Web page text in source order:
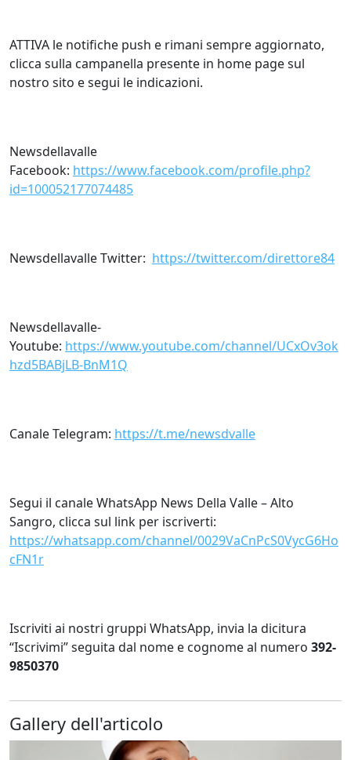
ATTIVA le notifiche push e rimani sempre aggiornato,
clicca sulla campanella presente in home page sul
nostro sito e segui le indicazioni.
Newsdellavalle
Facebook: https://www.facebook.com/profile.php?
id=100052177074485
Newsdellavalle Twitter: https://twitter.com/direttore84
Newsdellavalle-
Youtube: https://www.youtube.com/channel/UCxOv3ok
hzd5BABjLB-BnM1Q
Canale Telegram: https://t.me/newsdvalle
Segui il canale WhatsApp News Della Valle – Alto
Sangro, clicca sul link per iscriverti:
https://whatsapp.com/channel/0029VaCnPcS0VycG6Ho
cFN1r
Iscriviti ai nostri gruppi WhatsApp, invia la dicitura
“Iscrivimi” seguita dal nome e cognome al numero 392-
9850370
Gallery dell'articolo